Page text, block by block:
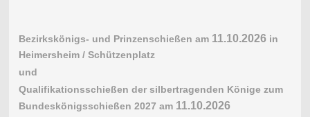
Bezirkskönigs- und Prinzenschießen am 11.10.2026 in
Heimersheim / Schützenplatz
und
Qualifikationsschießen der silbertragenden Könige zum
Bundeskönigsschießen 2027 am 11.10.2026